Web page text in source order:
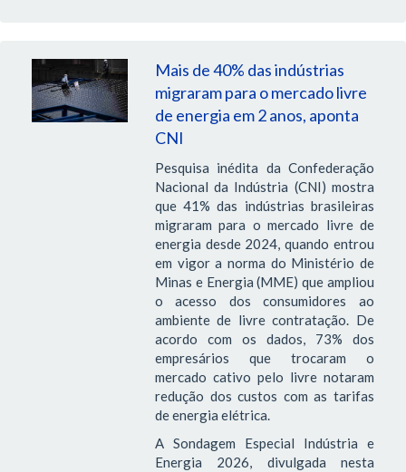
Mais de 40% das indústrias
migraram para o mercado livre
de energia em 2 anos, aponta
CNI
Pesquisa inédita da Confederação
Nacional da Indústria (CNI) mostra
que 41% das indústrias brasileiras
migraram para o mercado livre de
energia desde 2024, quando entrou
em vigor a norma do Ministério de
Minas e Energia (MME) que ampliou
o acesso dos consumidores ao
ambiente de livre contratação. De
acordo com os dados, 73% dos
empresários que trocaram o
mercado cativo pelo livre notaram
redução dos custos com as tarifas
de energia elétrica.
A Sondagem Especial Indústria e
Energia 2026, divulgada nesta